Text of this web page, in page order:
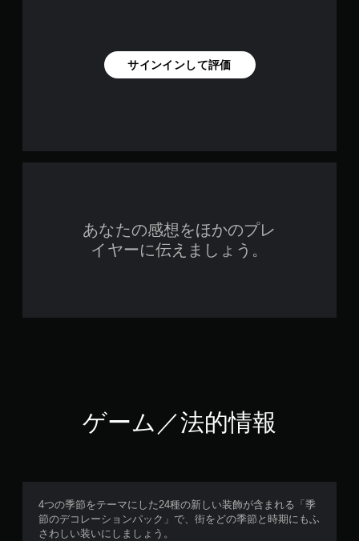
サインインして評価
あなたの感想をほかのプレ
イヤーに伝えましょう。
ゲーム／法的情報
4つの季節をテーマにした24種の新しい装飾が含まれる「季
節のデコレーションパック」で、街をどの季節と時期にもふ
さわしい装いにしましょう。